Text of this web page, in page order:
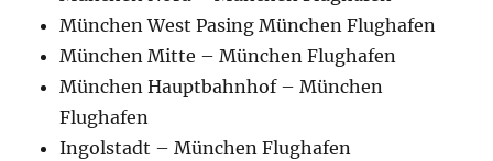
München West Pasing München Flughafen
München Mitte – München Flughafen
München Hauptbahnhof – München
Flughafen
Ingolstadt – München Flughafen